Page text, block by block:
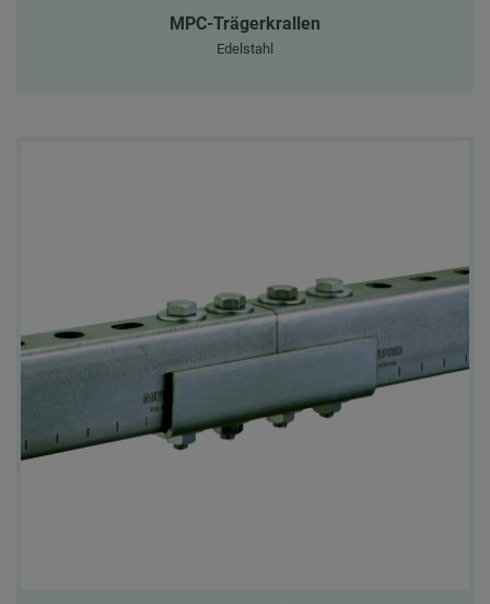
MPC-Trägerkrallen
Edelstahl